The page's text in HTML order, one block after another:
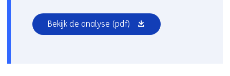
Bekijk de analyse (pdf) (opent
in